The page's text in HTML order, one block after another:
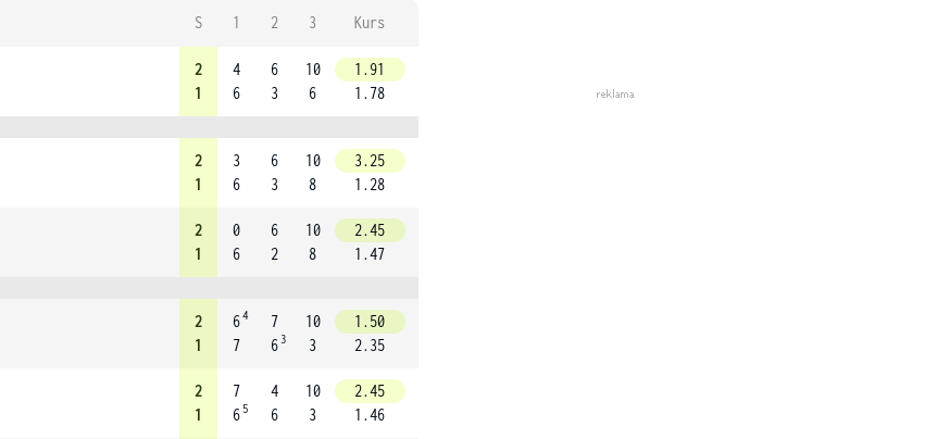
S 1 2 3 Kurs
2
1
4
6
6
3
10
6
1.91
1.78
2
1
3
6
6
3
10
8
3.25
1.28
2
1
0
6
6
2
10
8
2.45
1.47
2
1
64
7
7
6 3
10
3
1.50
2.35
2
1
7
6 5
4
6
10
3
2.45
1.46